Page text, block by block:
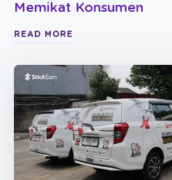
Memikat Konsumen
READ MORE